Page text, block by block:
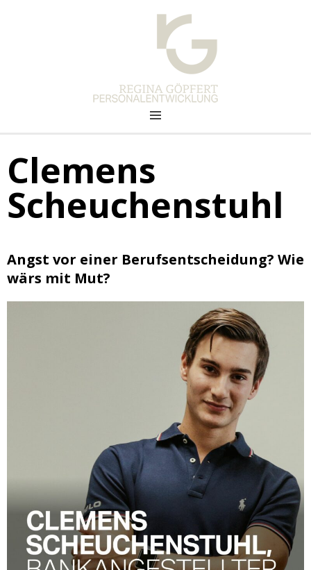
Clemens
Scheuchenstuhl
Angst vor einer Berufsentscheidung? Wie
wärs mit Mut?